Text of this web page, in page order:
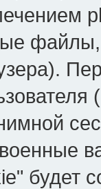
будет